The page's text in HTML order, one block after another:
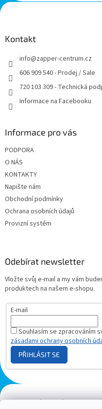
Z
á
Kontakt
info@zapper-centrum.cz
606 909 540 - Prodej / Sale
720 103 309 - Technická
Informace na Facebooku
Informace pro vás
PODPORA
O NÁS
KONTAKTY
Napište nám
Obchodní podmínky
Ochrana osobních údajů
Provizní systém
Odebírat newsletter
Vložte svůj e-mail a my vám
produktech na našem e-shopu.
E-mail
Souhlasím se zpracováním
zásadami ochrany osobních
PŘIHLÁSIT SE
Plazmový generátor.cz